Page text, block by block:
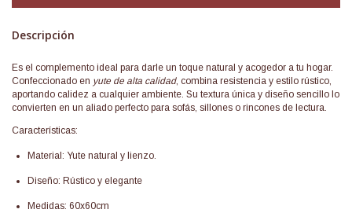
Descripción
Es el complemento ideal para darle un toque natural y acogedor a tu hogar.
Confeccionado en yute de alta calidad, combina resistencia y estilo rústico,
aportando calidez a cualquier ambiente. Su textura única y diseño sencillo lo
convierten en un aliado perfecto para sofás, sillones o rincones de lectura.
Características:
Material: Yute natural y lienzo.
Diseño: Rústico y elegante
Medidas: 60x60cm